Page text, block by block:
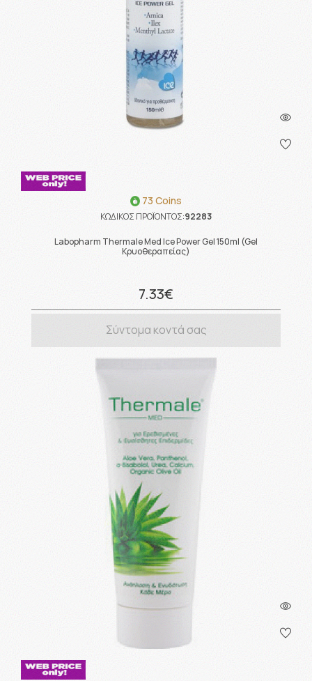
73 Coins
ΚΩΔΙΚΟΣ ΠΡΟΪΟΝΤΟΣ:92283
Labopharm Thermale Med Ice Power Gel 150ml (Gel
Κρυοθεραπείας)
7.33€
Σύντομα κοντά σας